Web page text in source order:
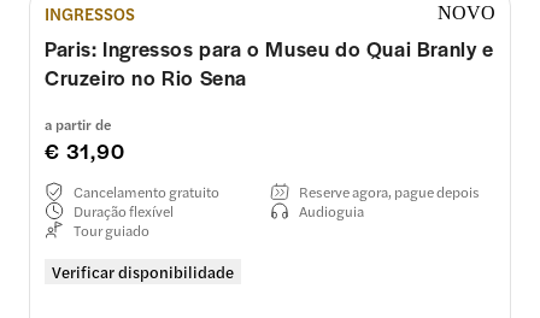
INGRESSOS NOVO
Paris: Ingressos para o Museu do Quai Branly e
Cruzeiro no Rio Sena
a partir de
€ 31,90
Verificar disponibilidade
Cancelamento gratuito
Reserve agora, pague depois
Duração flexível
Audioguia
Tour guiado